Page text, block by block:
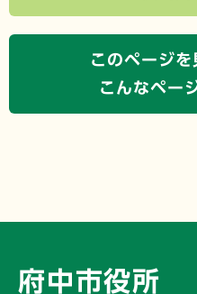
このページを
こんなペー
府中市役所